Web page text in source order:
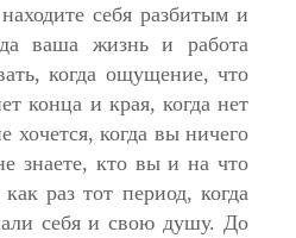
себя разбитым и
ваша жизнь и работа
когда ощущение, что
конца и края, когда нет
хочется, когда вы ничего
знаете, кто вы и на что
раз тот период, когда
себя и свою душу. До